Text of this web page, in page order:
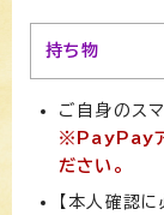
持ち物
ご自身のス
※PayPayア
ださい。
【本人確認